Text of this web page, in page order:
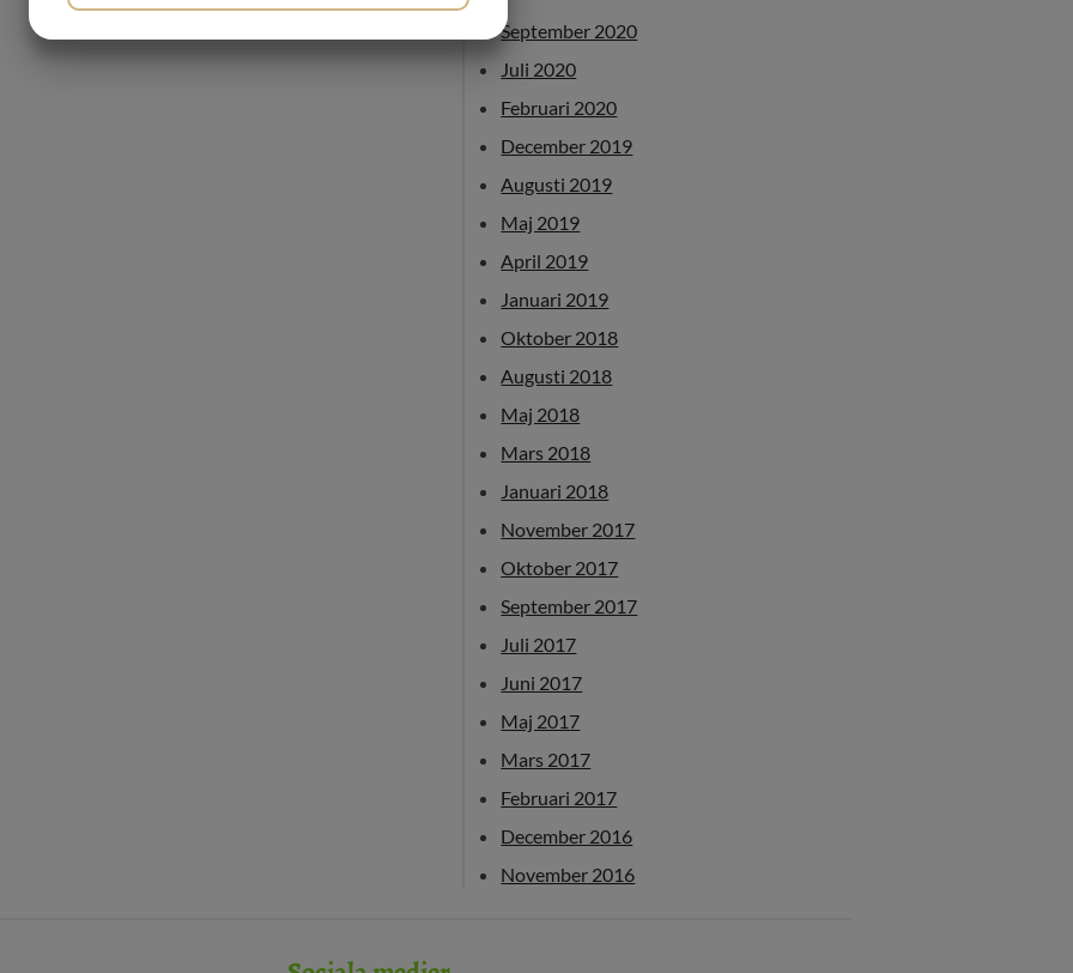
September 2020
Juli 2020
Februari 2020
December 2019
Augusti 2019
Maj 2019
April 2019
Januari 2019
Oktober 2018
Augusti 2018
Maj 2018
Mars 2018
Januari 2018
November 2017
Oktober 2017
September 2017
Juli 2017
Juni 2017
Maj 2017
Mars 2017
Februari 2017
December 2016
November 2016